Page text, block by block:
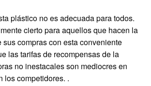
plástico no es adecuada para todos.
cierto para aquellos que hacen la
sus compras con esta conveniente
las tarifas de recompensas de la
no inestacales son mediocres en
los competidores. .